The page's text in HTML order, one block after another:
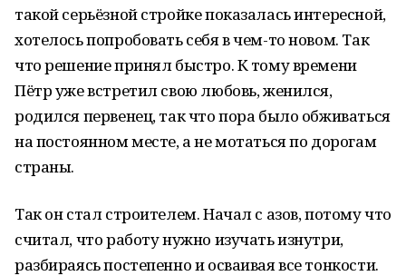
такой серьёзной стройке показалась интересной,
хотелось попробовать себя в чем-то новом. Так
что решение принял быстро. К тому времени
Пётр уже встретил свою любовь, женился,
родился первенец, так что пора было обживаться
на постоянном месте, а не мотаться по дорогам
страны.
Так он стал строителем. Начал с азов, потому что
считал, что работу нужно изучать изнутри,
разбираясь постепенно и осваивая все тонкости.